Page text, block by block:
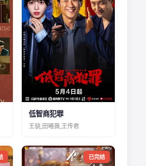
低智商犯罪
王骁,田曦薇,王传君
已完结